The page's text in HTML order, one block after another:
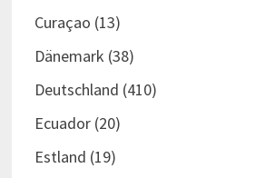
Curaçao (13)
Dänemark (38)
Deutschland (410)
Ecuador(20)
Estland (19)